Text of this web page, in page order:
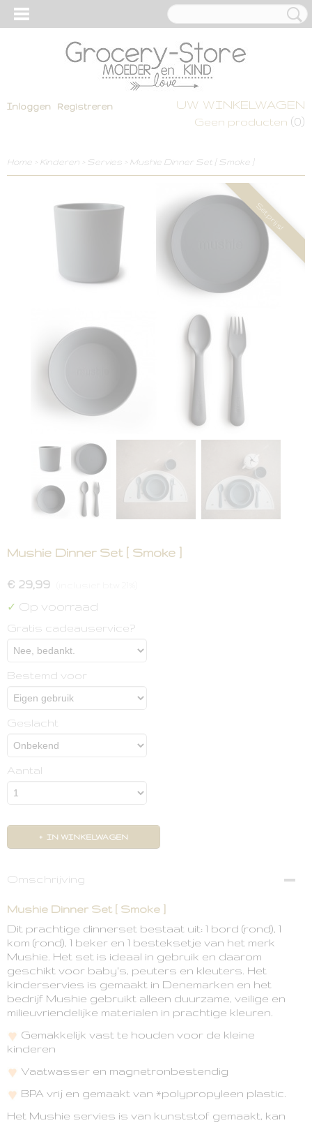
Inloggen Registreren UW WINKELWAGEN
Geen producten (0)
Home > Kinderen > Servies > Mushie Dinner Set [ Smoke ]
Setprijs!
Mushie Dinner Set [ Smoke ]
€ 29,99
✓ Op voorraad
Gratis cadeauservice?
Bestemd voor
Geslacht
Aantal
IN WINKELWAGEN
Omschrijving
Mushie Dinner Set [ Smoke ]
Dit prachtige dinnerset bestaat uit: 1 bord (rond), 1
kom (rond), 1 beker en 1 besteksetje van het merk
Mushie. Het set is ideaal in gebruik en daarom
geschikt voor baby's, peuters en kleuters. Het
kinderservies is gemaakt in Denemarken en het
bedrijf Mushie gebruikt alleen duurzame, veilige en
milieuvriendelijke materialen in prachtige kleuren.
Gemakkelijk vast te houden voor de kleine
kinderen
Vaatwasser en magnetronbestendig
BPA vrij en gemaakt van *polypropyleen plastic.
Het Mushie servies is van kunststof gemaakt, kan